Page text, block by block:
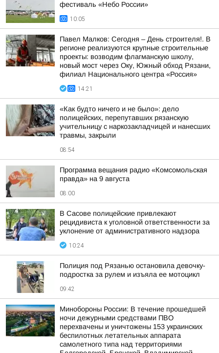
фестиваль «Небо России»
10:05
Павел Малков: Сегодня – День строителя!. В
регионе реализуются крупные строительные
проекты: возводим флагманскую школу,
новый мост через Оку, Южный обход Рязани,
филиал Национального центра «Россия»
14:21
«Как будто ничего и не было»: дело
полицейских, перепутавших рязанскую
учительницу с наркозакладчицей и нанесших
травмы, закрыли
08:54
Программа вещания радио «Комсомольская
правда» на 9 августа
08:00
В Сасове полицейские привлекают
рецидивиста к уголовной ответственности за
уклонение от административного надзора
10:24
Полиция под Рязанью остановила девочку-
подростка за рулем и изъяла ее мотоцикл
09:42
Минобороны России: В течение прошедшей
ночи дежурными средствами ПВО
перехвачены и уничтожены 153 украинских
беспилотных летательных аппарата
самолетного типа над территориями